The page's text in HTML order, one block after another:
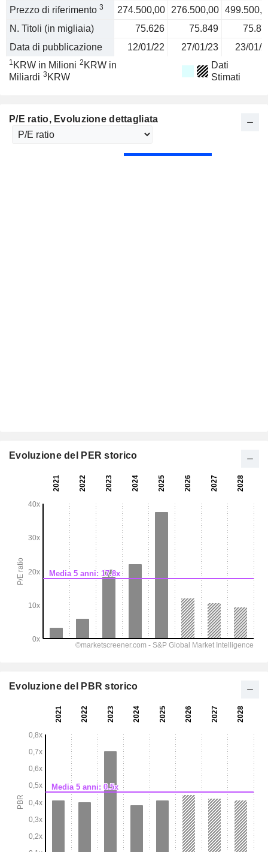
Prezzo di riferimento 3 274.500,00 276.500,00
N. Titoli (in migliaia)
75.626 75.849
Data di pubblicazione
12/01/22 27/01/23 23/01/
1 KRW in Milioni 2 KRW in
Miliardi 3 KRW
Dati
Stimati
P/E ratio, Evoluzione dettagliata
Evoluzione del PER storico
Evoluzione del PBR storico